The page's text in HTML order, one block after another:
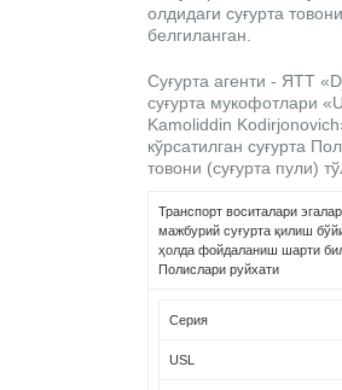
олдидаги суғурта
белгиланган.
Суғурта агенти - ЯТТ
суғурта мукофотлари
Kamoliddin
кўрсатилган суғурта
товони (суғурта пули)
Транспорт воситалари
мажбурий суғурта қилиш
ҳолда фойдаланиш шарти
Полислари руйхати
Серия
USL